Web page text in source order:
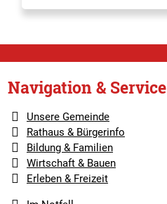
Navigation & Service
Unsere Gemeinde
Rathaus & Bürgerinfo
Bildung & Familien
Wirtschaft & Bauen
Erleben & Freizeit